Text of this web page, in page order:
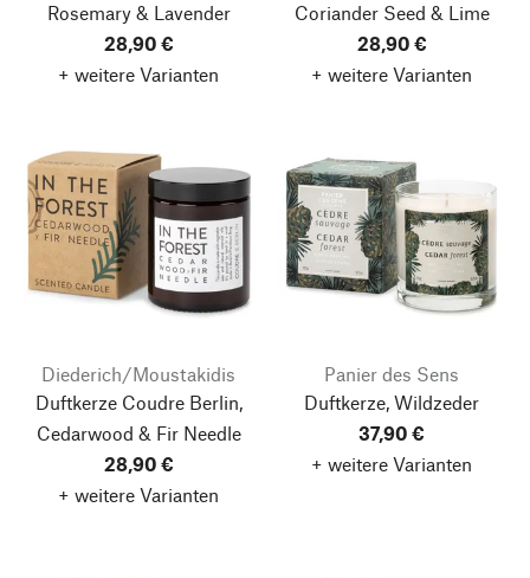
Rosemary & Lavender
28,90 €
+ weitere Varianten
Coriander Seed & Lime
28,90 €
+ weitere Varianten
Diederich/Moustakidis
Duftkerze Coudre Berlin,
Cedarwood & Fir Needle
28,90 €
+ weitere Varianten
Panier des Sens
Duftkerze, Wildzeder
37,90 €
+ weitere Varianten